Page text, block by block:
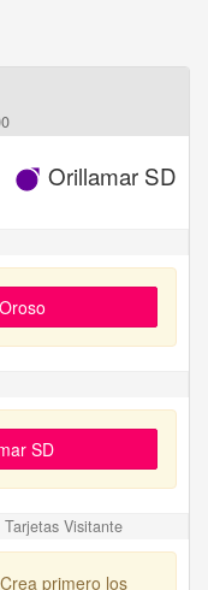
Orillamar SD
SD
Tarjetas Visitante
Crea primero los